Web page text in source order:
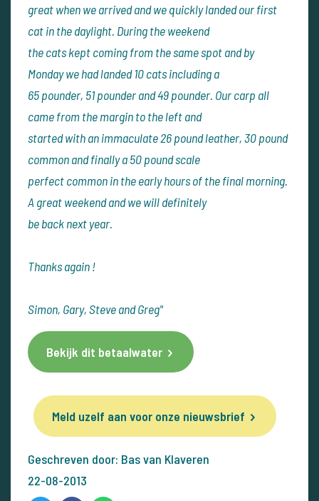
great when we arrived and we quickly landed our first
cat in the daylight. During the weekend
the cats kept coming from the same spot and by
Monday we had landed 10 cats including a
65 pounder, 51 pounder and 49 pounder. Our carp all
came from the margin to the left and
started with an immaculate 26 pound leather, 30 pound
common and finally a 50 pound scale
perfect common in the early hours of the final morning.
A great weekend and we will definitely
be back next year.
Thanks again !
Simon, Gary, Steve and Greg"
Bekijk dit betaalwater
Meld uzelf aan voor onze nieuwsbrief
Geschreven door: Bas van Klaveren
22-08-2013